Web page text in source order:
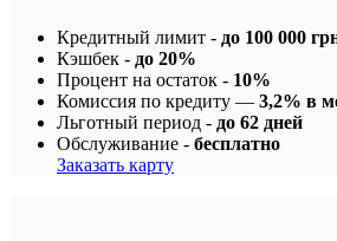
Кредитный лимит - до 100 000
Кэшбек - до 20%
Процент на остаток - 10%
Комиссия по кредиту — 3,2% в
Льготный период - до 62 дней
Обслуживание - бесплатно
Заказать карту